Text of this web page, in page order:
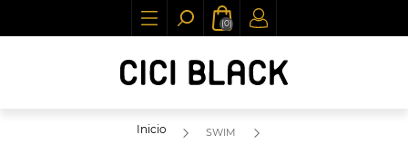
(0)
Inicio SWIM